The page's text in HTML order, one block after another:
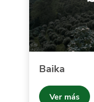
Baika
Ver más